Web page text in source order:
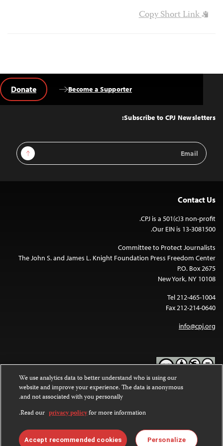
Copy Short Link
Top
Subscribe to CPJ Newsletters:
Email
Address
Sign Up
Become a Supporter
Donate
Contact Us
CPJ is a 501(c)3 non-profit.
Our EIN is 13-3081500.
Committee to Protect Journalists
The John S. and James L. Knight Foundation Press Freedom Center
P.O. Box 2675
New York, NY 10108
Tel 212-465-1004
Fax 212-214-0640
info@cpj.org
Except where noted, text on this website is licensed under a
Commons Attribution-NonCommercial-NoDerivatives 4.0
Images and other media are not covered by the Creative Commons
license. For more information about permissions, see our
.
We use analytics data to better understand who is using our
website and improve your experience. The data is anonymous
and not associated with you personally.
Read our privacy policyfor more information.
Personalize
Accept recommended cookies